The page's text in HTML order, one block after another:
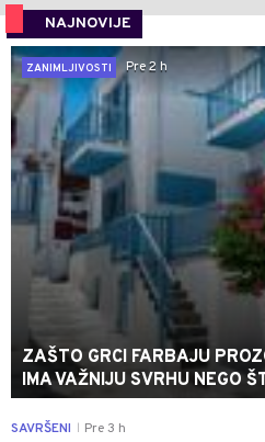
NAJNOVIJE
ZANIMLJIVOSTI
Pre 2 h
ZAŠTO GRCI FARBAJU
IMA VAŽNIJU SVRHU NEGO
SAVRŠENI Pre 3 h